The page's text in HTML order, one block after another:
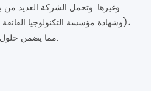
وغيرها. وتحمل الشركة العديد من
مما يضمن حلول نقل السوائل عالية الجودة.